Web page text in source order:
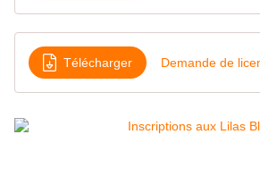
Télécharger